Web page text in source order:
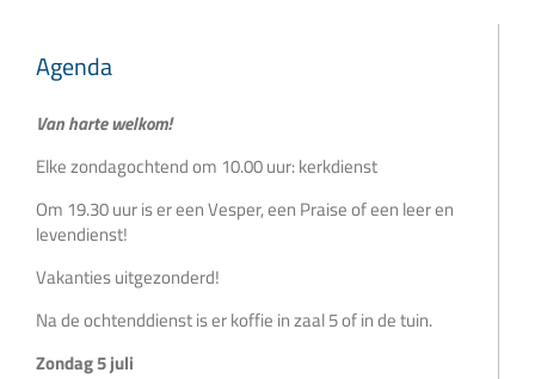
Agenda
Van harte welkom!
Elke zondagochtend om 10.00 uur: kerkdienst
Om 19.30 uur is er een Vesper, een Praise of een leer en
levendienst!
Vakanties uitgezonderd!
Na de ochtenddienst is er koffie in zaal 5 of in de tuin.
Zondag 5 juli